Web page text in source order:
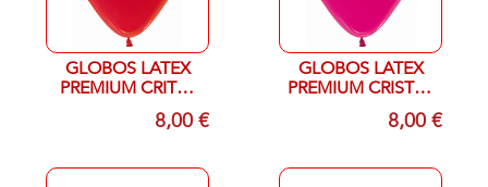
GLOBOS LATEX
PREMIUM CRITAL
ROJO 315 R-12
8,00 €
GLOBOS LATEX
PREMIUM CRISTAL
FUCSIA 312 R-12
8,00 €